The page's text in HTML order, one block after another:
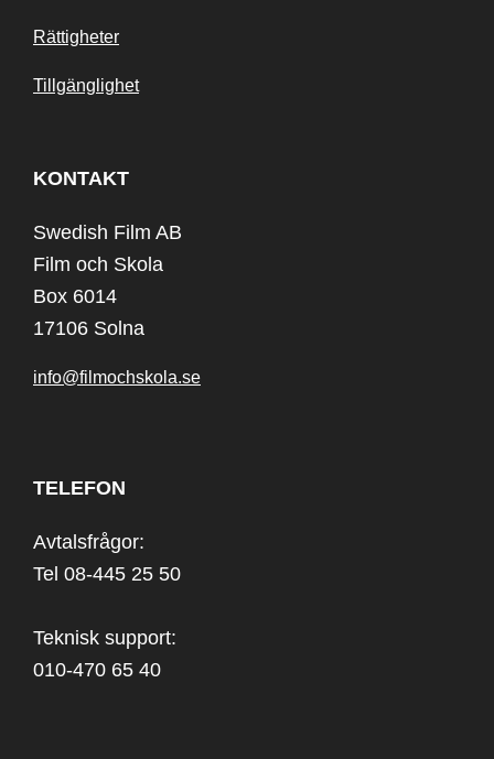
Rättigheter
Tillgänglighet
KONTAKT
Swedish Film AB
Film och Skola
Box 6014
17106 Solna
info@filmochskola.se
TELEFON
Avtalsfrågor:
Tel 08-445 25 50
Teknisk support:
010-470 65 40